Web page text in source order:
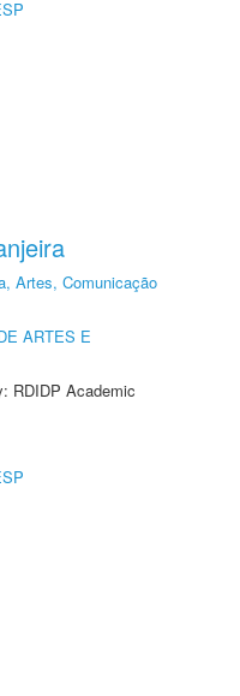
Artes, Comunicação
ARTES E
RDIDP Academic